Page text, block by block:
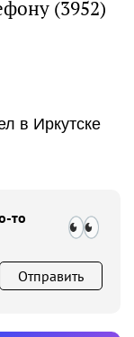
(3952)
в Иркутске
то
Отправить